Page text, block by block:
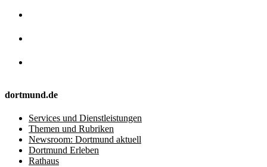
dortmund.de
Services und Dienstleistungen
Themen und Rubriken
Newsroom: Dortmund aktuell
Dortmund Erleben
Rathaus